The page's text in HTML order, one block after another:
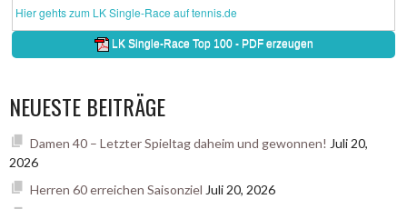
NEUESTE BEITRÄGE
Damen 40 – Letzter Spieltag daheim und gewonnen! Juli 20,
2026
Herren 60 erreichen Saisonziel Juli 20, 2026